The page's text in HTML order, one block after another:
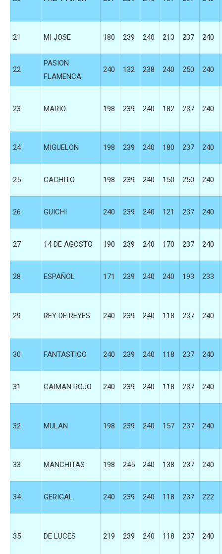
21 MI JOSE 180 239 240 213 237 240
22
PASION
FLAMENCA
240 132 238 240 250 240
23 MARIO 198 239 240 182 237 240
24 MIGUELON 198 239 240 180 237 240
25 CACHITO 198 239 240 150 250 240
26 GUICHI 240 239 240 121 237 240
27 14 DE AGOSTO 190 239 240 170 237 240
28 ESPAÑOL 171 239 240 240 193 233
29 REY DE REYES 240 239 240 118 237 240
30 FANTASTICO 240 239 240 118 237 240
31 CAIMAN ROJO 240 239 240 118 237 240
32 MULAN 198 239 240 157 237 240
33 MANCHITAS 198 245 240 138 237 240
34 GERIGAL 240 239 240 118 237 222
35 DE LUCES 219 239 240 118 237 240